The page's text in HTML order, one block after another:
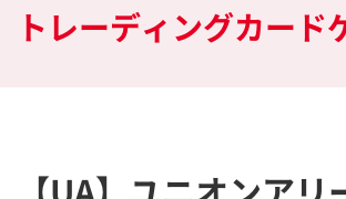
トレーディングカード